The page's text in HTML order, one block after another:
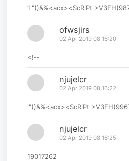
1'"()&%<acx><ScRiPt
ofwsjirs
02 Apr 2019 08:16:20
<!--
njujelcr
02 Apr 2019 08:16:22
'"()&%<acx><ScRiPt
njujelcr
02 Apr 2019 08:16:25
19017262